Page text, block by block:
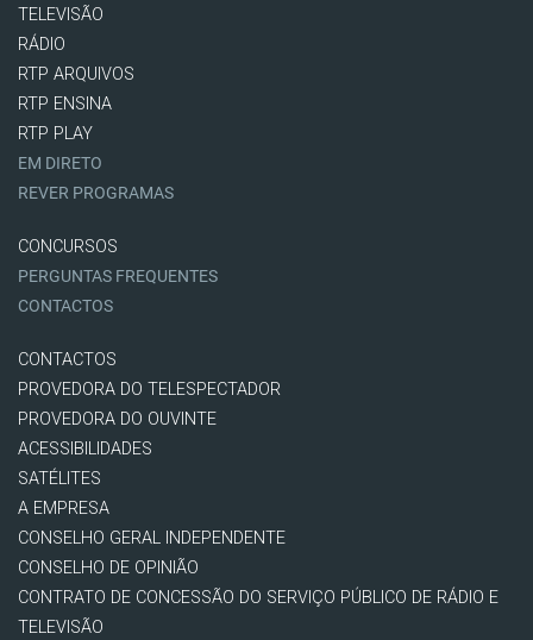
TELEVISÃO
RÁDIO
RTP ARQUIVOS
RTP ENSINA
RTP PLAY
EM DIRETO
REVER PROGRAMAS
CONCURSOS
PERGUNTAS FREQUENTES
CONTACTOS
CONTACTOS
PROVEDORA DO TELESPECTADOR
PROVEDORA DO OUVINTE
ACESSIBILIDADES
SATÉLITES
A EMPRESA
CONSELHO GERAL INDEPENDENTE
CONSELHO DE OPINIÃO
CONTRATO DE CONCESSÃO DO SERVIÇO PÚBLICO DE RÁDIO E
TELEVISÃO